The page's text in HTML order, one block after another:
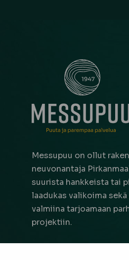
Messupuu on ollut
neuvonantaja
suurista hankkeista tai
laadukas valikoima
valmiina tarjoamaan
projektiin.